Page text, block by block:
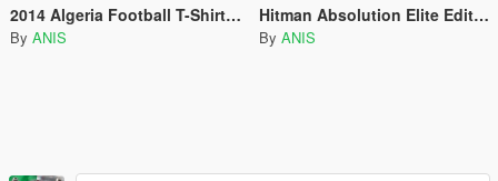
2014 Algeria Football T-Shirt for Franklin
By ANIS
Hitman Absolution Elite Edition T-Shirt
By ANIS